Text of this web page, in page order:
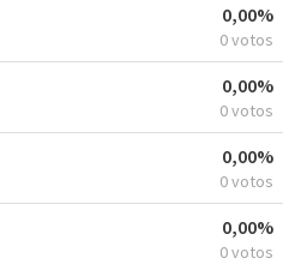
0,00%
0 votos
0,00%
0 votos
0,00%
0 votos
0,00%
0 votos